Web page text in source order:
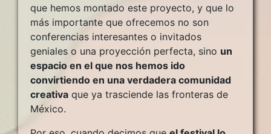
que hemos montado este proyecto, y que lo
más importante que ofrecemos no son
conferencias interesantes o invitados
geniales o una proyección perfecta, sino un
espacio en el que nos hemos ido
convirtiendo en una verdadera comunidad
creativa que ya trasciende las fronteras de
México.